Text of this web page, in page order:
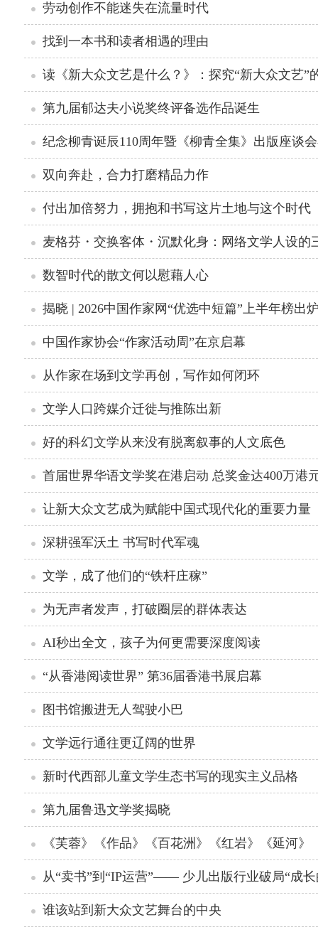
劳动创作不能迷失在流量时代
找到一本书和读者相遇的理由
读《新大众文艺是什么？》：探究“新大众文艺”
第九届郁达夫小说奖终评备选作品诞生
纪念柳青诞辰110周年暨《柳青全集》出版座谈
双向奔赴，合力打磨精品力作
付出加倍努力，拥抱和书写这片土地与这个时代
麦格芬・交换客体・沉默化身：网络文学人设的
数智时代的散文何以慰藉人心
揭晓 | 2026中国作家网“优选中短篇”上半年榜出
中国作家协会“作家活动周”在京启幕
从作家在场到文学再创，写作如何闭环
文学人口跨媒介迁徙与推陈出新
好的科幻文学从来没有脱离叙事的人文底色
首届世界华语文学奖在港启动 总奖金达400万港
让新大众文艺成为赋能中国式现代化的重要力量
深耕强军沃土 书写时代军魂
文学，成了他们的“铁杆庄稼”
为无声者发声，打破圈层的群体表达
AI秒出全文，孩子为何更需要深度阅读
“从香港阅读世界” 第36届香港书展启幕
图书馆搬进无人驾驶小巴
文学远行通往更辽阔的世界
新时代西部儿童文学生态书写的现实主义品格
第九届鲁迅文学奖揭晓
从“卖书”到“IP运营”—— 少儿出版行业破局“成长
谁该站到新大众文艺舞台的中央